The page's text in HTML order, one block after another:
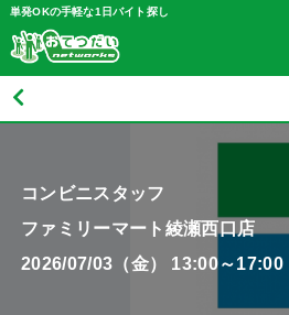
単発OKの手軽な1日バイト探し
コンビニスタッフ
ファミリーマート綾瀬西口店
2026/07/03（金） 13:00～17:00